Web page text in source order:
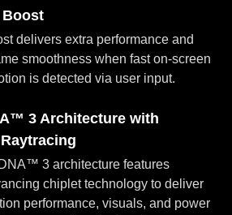
delivers extra performance and
smoothness when fast on-screen
is detected via user input.
3 Architecture with
3 architecture features
chiplet technology to deliver
performance, visuals, and power